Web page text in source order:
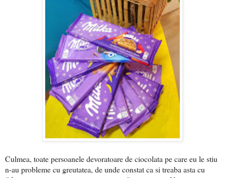
Culmea, toate persoanele devoratoare de ciocolata pe care eu le stiu
n-au probleme cu greutatea, de unde constat ca si treaba asta cu